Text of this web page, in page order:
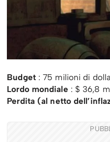
Budget: 75 milioni di
Lordo mondiale : $ 36,8
Perdita (al netto